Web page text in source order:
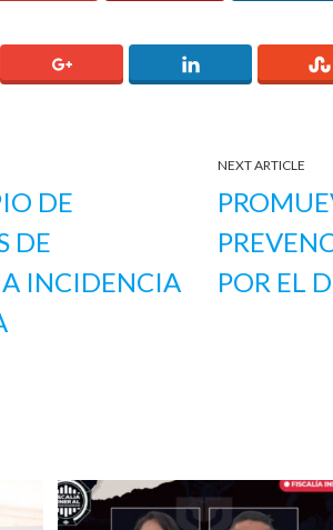
DE
DE
INCIDENCIA
NEXT ARTICLE
POR EL